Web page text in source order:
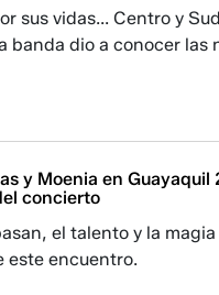
sus vidas... Centro y
banda dio a conocer las
y Moenia en
concierto
el talento y la
este encuentro.